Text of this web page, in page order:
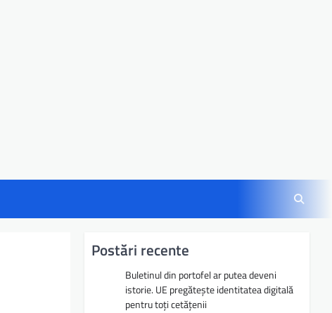
Postări recente
Buletinul din portofel ar putea deveni
istorie. UE pregătește identitatea digitală
pentru toți cetățenii